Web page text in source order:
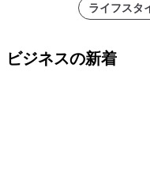
ライフスタ
ビジネスの新着